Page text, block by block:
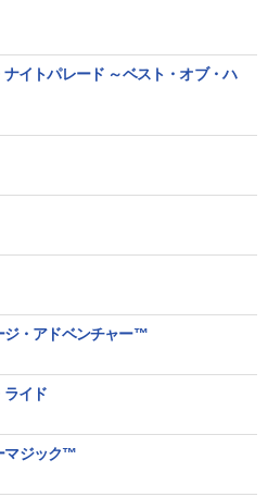
イトパレード ～ベスト・オブ・ハ
ジ・アドベンチャー™
ライド
マジック™